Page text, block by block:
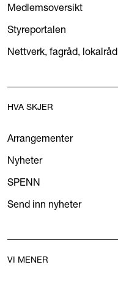
Medlemsoversikt
Styreportalen
Nettverk, fagråd, lokalråd
HVA SKJER
Arrangementer
Nyheter
SPENN
Send inn nyheter
VI MENER